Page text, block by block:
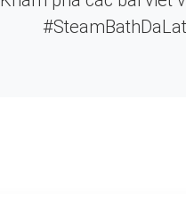
#SteamBathDaLat